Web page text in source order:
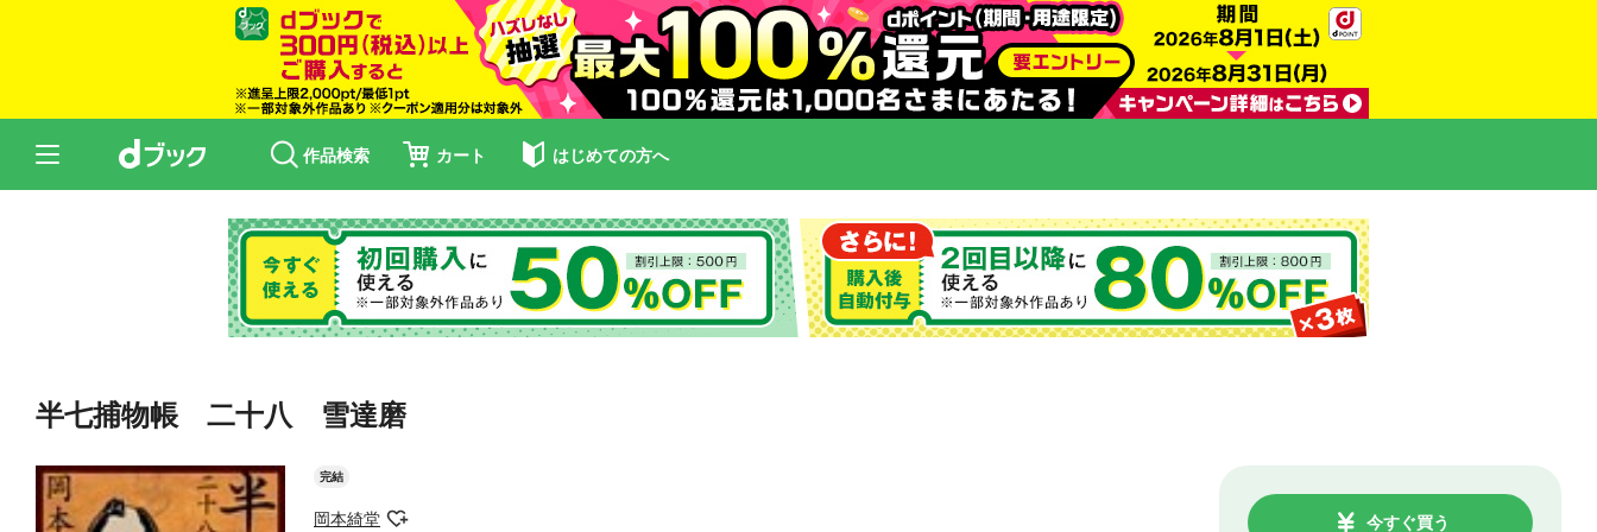
作品検索 カート はじめての方へ
半七捕物帳 二十八 雪達磨
完結
岡本綺堂 今すぐ買う